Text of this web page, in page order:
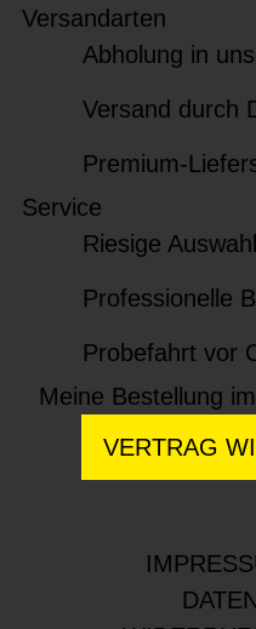
Versandarten
Abholung in
Versand durch
Premium-
Service
Riesige
Professionelle
Probefahrt vor
Meine Bestellung
VERTRAG